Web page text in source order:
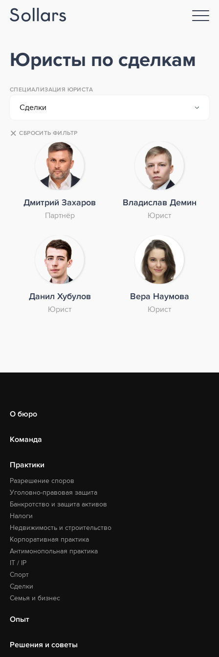
Юристы по сделкам
СПЕЦИАЛИЗАЦИЯ ЮРИСТА
Сделки
× СБРОСИТЬ ФИЛЬТР
Дмитрий Захаров
Партнёр
Владислав Демин
Юрист
Данил Хубулов
Юрист
Вера Наумова
Юрист
О бюро
Команда
Практики
Разрешение споров
Уголовно-правовая защита
Банкротство и защита активов
Налоги
Недвижимость и строительство
Корпоративная практика
Антимонопольная практика
IT / IP
Спорт
Сделки
Семья и бизнес
Опыт
Решения и советы